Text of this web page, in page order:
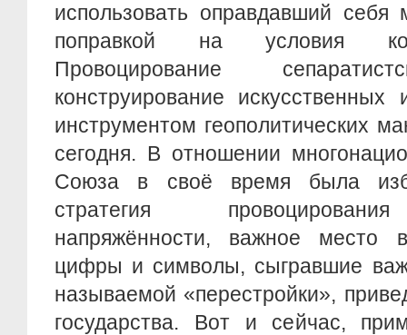
использовать оправдавший себя
поправкой на условия
Провоцирование
конструирование искусственных
инструментом геополитических
сегодня. В отношении
Союза в своё время была
стратегия
напряжённости, важное место
цифры и символы, сыгравшие
называемой «перестройки»,
государства. Вот и сейчас,